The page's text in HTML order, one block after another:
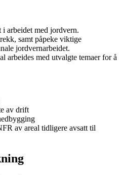
i arbeidet med jordvern.
samt påpeke viktige
jordvernarbeidet.
arbeides med utvalgte temaer for å
av drift
av areal tidligere avsatt til